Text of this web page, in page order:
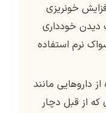
خونریزی
دیدن خودداری
نرم استفاده
داروهایی مانند
که از قبل دچار